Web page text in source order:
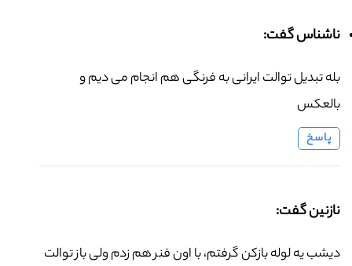
ناشناس گفت:
بله تبدیل توالت ایرانی به فرنگی هم انجام می دیم و
بالعکس
پاسخ
نازنین گفت:
دیشب یه لوله بازکن گرفتم، با اون فنر هم زدم ولی باز توالت